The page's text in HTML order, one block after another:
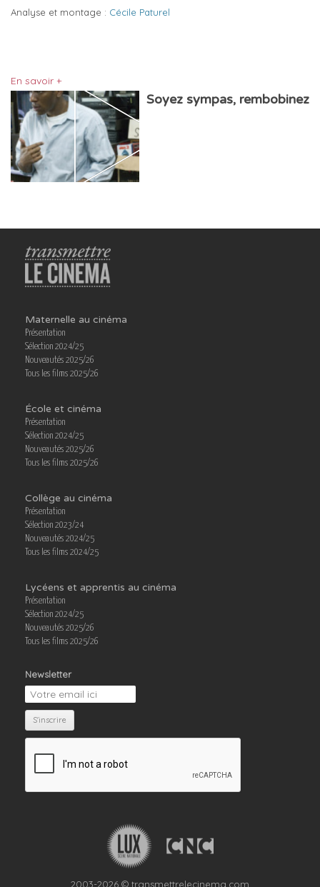
Analyse et montage : Cécile Paturel
En savoir +
Soyez sympas, rembobinez
Maternelle au cinéma
Présentation
Sélection 2024/25
Nouveautés 2025/26
Tous les films 2025/26
École et cinéma
Présentation
Sélection 2024/25
Nouveautés 2025/26
Tous les films 2025/26
Collège au cinéma
Présentation
Sélection 2023/24
Nouveautés 2024/25
Tous les films 2024/25
Lycéens et apprentis au cinéma
Présentation
Sélection 2024/25
Nouveautés 2025/26
Tous les films 2025/26
Newsletter
2003-2026 © transmettrelecinema.com